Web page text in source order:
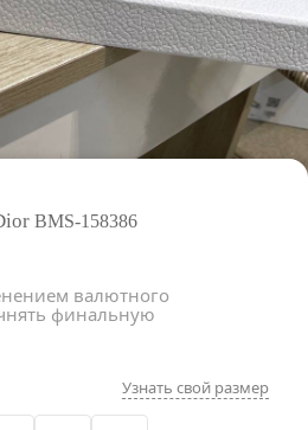
BMS-158386
валютного
финальную
Узнать свой размер